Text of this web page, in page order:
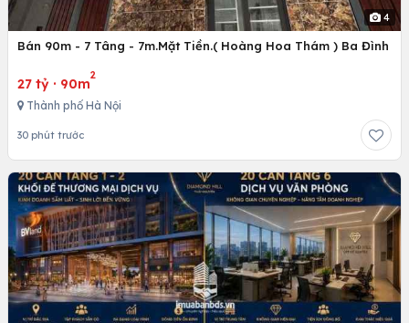
4
Bán 90m - 7 Tâng - 7m.Mặt Tiền.( Hoàng Hoa Thám ) Ba Đình
27 tỷ · 90m
2
Thành phố Hà Nội
30 phút trước